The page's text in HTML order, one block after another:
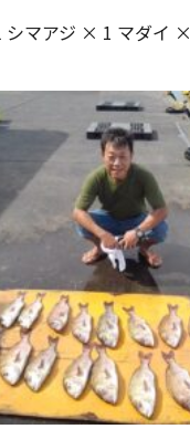
シマアジ × 1 マダイ